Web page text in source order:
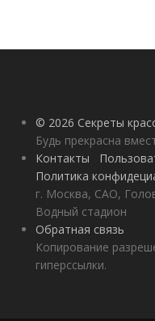
© 2026 Секреты
Будь прекрасна
Контакты
Политика
г. Москва, САО,
Водный стадион
Обратная связь
Копирование
гиперссылки.